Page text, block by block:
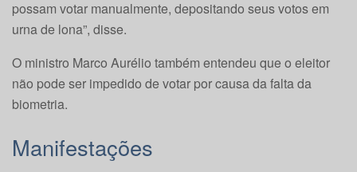
possam votar manualmente, depositando seus votos em
urna de lona”, disse.
O ministro Marco Aurélio também entendeu que o eleitor
não pode ser impedido de votar por causa da falta da
biometria.
Manifestações